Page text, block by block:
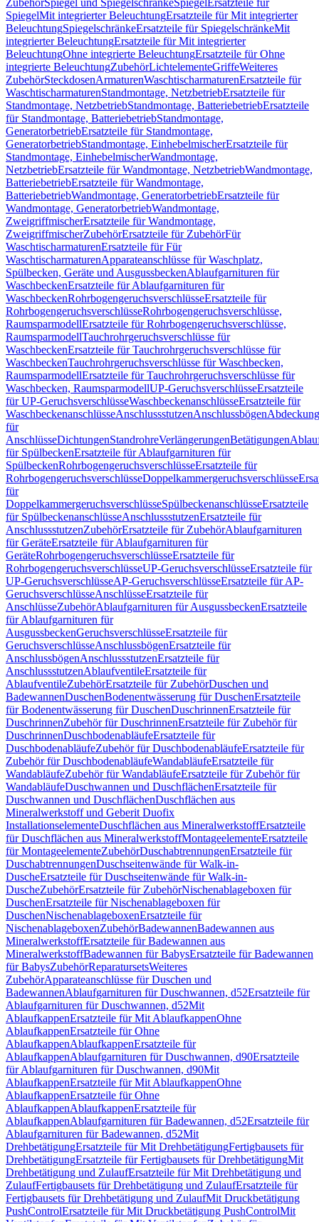
ZubehörSpiegel und SpiegelschränkeSpiegel Ersatzteile für
SpiegelMit integrierter BeleuchtungErsatzteile für Mit integrierter
BeleuchtungSpiegelschränkeErsatzteile für SpiegelschränkeMit
integrierter BeleuchtungErsatzteile für Mit integrierter
BeleuchtungOhne integrierte BeleuchtungErsatzteile für Ohne
integrierte BeleuchtungZubehörLichtelementeGriffeWeiteres
ZubehörSteckdosenArmaturenWaschtischarmaturenErsatzteile für
WaschtischarmaturenStandmontage, NetzbetriebErsatzteile für
Standmontage, NetzbetriebStandmontage, BatteriebetriebErsatzteile
für Standmontage, BatteriebetriebStandmontage,
GeneratorbetriebErsatzteile für Standmontage,
GeneratorbetriebStandmontage, EinhebelmischerErsatzteile für
Standmontage, EinhebelmischerWandmontage,
NetzbetriebErsatzteile für Wandmontage, NetzbetriebWandmontage,
BatteriebetriebErsatzteile für Wandmontage,
BatteriebetriebWandmontage, GeneratorbetriebErsatzteile für
Wandmontage, GeneratorbetriebWandmontage,
ZweigriffmischerErsatzteile für Wandmontage,
ZweigriffmischerZubehörErsatzteile für ZubehörFür
WaschtischarmaturenErsatzteile für Für
WaschtischarmaturenApparateanschlüsse für Waschplatz,
Spülbecken, Geräte und AusgussbeckenAblaufgarnituren für
WaschbeckenErsatzteile für Ablaufgarnituren für
WaschbeckenRohrbogengeruchsverschlüsseErsatzteile für
RohrbogengeruchsverschlüsseRohrbogengeruchsverschlüsse,
RaumsparmodellErsatzteile für Rohrbogengeruchsverschlüsse,
RaumsparmodellTauchrohrgeruchsverschlüsse für
WaschbeckenErsatzteile für Tauchrohrgeruchsverschlüsse für
WaschbeckenTauchrohrgeruchsverschlüsse für Waschbecken,
RaumsparmodellErsatzteile für Tauchrohrgeruchsverschlüsse für
Waschbecken, RaumsparmodellUP-GeruchsverschlüsseErsatzteile
für UP-GeruchsverschlüsseWaschbeckenanschlüsseErsatzteile für
WaschbeckenanschlüsseAnschlussstutzenAnschlussbögen
für
AnschlüsseDichtungenStandrohreVerlängerungenBetätigungen
für SpülbeckenErsatzteile für Ablaufgarnituren für
SpülbeckenRohrbogengeruchsverschlüsseErsatzteile für
RohrbogengeruchsverschlüsseDoppelkammergeruchsverschlüsse
für
DoppelkammergeruchsverschlüsseSpülbeckenanschlüsseErsatzteile
für SpülbeckenanschlüsseAnschlussstutzenErsatzteile für
AnschlussstutzenZubehörErsatzteile für ZubehörAblaufgarnituren
für GeräteErsatzteile für Ablaufgarnituren für
GeräteRohrbogengeruchsverschlüsseErsatzteile für
RohrbogengeruchsverschlüsseUP-GeruchsverschlüsseErsatzteile für
UP-GeruchsverschlüsseAP-GeruchsverschlüsseErsatzteile für AP-
GeruchsverschlüsseAnschlüsseErsatzteile für
AnschlüsseZubehörAblaufgarnituren für AusgussbeckenErsatzteile
für Ablaufgarnituren für
AusgussbeckenGeruchsverschlüsseErsatzteile für
GeruchsverschlüsseAnschlussbögenErsatzteile für
AnschlussbögenAnschlussstutzenErsatzteile für
AnschlussstutzenAblaufventileErsatzteile für
AblaufventileZubehörErsatzteile für ZubehörDuschen und
BadewannenDuschenBodenentwässerung für DuschenErsatzteile
für Bodenentwässerung für DuschenDuschrinnenErsatzteile für
DuschrinnenZubehör für DuschrinnenErsatzteile für Zubehör für
DuschrinnenDuschbodenabläufeErsatzteile für
DuschbodenabläufeZubehör für DuschbodenabläufeErsatzteile für
Zubehör für DuschbodenabläufeWandabläufeErsatzteile für
WandabläufeZubehör für WandabläufeErsatzteile für Zubehör für
WandabläufeDuschwannen und DuschflächenErsatzteile für
Duschwannen und DuschflächenDuschflächen aus
Mineralwerkstoff und Geberit Duofix
InstallationselementeDuschflächen aus MineralwerkstoffErsatzteile
für Duschflächen aus MineralwerkstoffMontageelementeErsatzteile
für MontageelementeZubehörDuschabtrennungenErsatzteile für
DuschabtrennungenDuschseitenwände für Walk-in-
DuscheErsatzteile für Duschseitenwände für Walk-in-
DuscheZubehörErsatzteile für ZubehörNischenablageboxen für
DuschenErsatzteile für Nischenablageboxen für
DuschenNischenablageboxenErsatzteile für
NischenablageboxenZubehörBadewannenBadewannen aus
MineralwerkstoffErsatzteile für Badewannen aus
MineralwerkstoffBadewannen für BabysErsatzteile für Badewannen
für BabysZubehörReparatursetsWeiteres
ZubehörApparateanschlüsse für Duschen und
BadewannenAblaufgarnituren für Duschwannen, d52Ersatzteile für
Ablaufgarnituren für Duschwannen, d52Mit
AblaufkappenErsatzteile für Mit AblaufkappenOhne
AblaufkappenErsatzteile für Ohne
AblaufkappenAblaufkappenErsatzteile für
AblaufkappenAblaufgarnituren für Duschwannen, d90Ersatzteile
für Ablaufgarnituren für Duschwannen, d90Mit
AblaufkappenErsatzteile für Mit AblaufkappenOhne
AblaufkappenErsatzteile für Ohne
AblaufkappenAblaufkappenErsatzteile für
AblaufkappenAblaufgarnituren für Badewannen, d52Ersatzteile für
Ablaufgarnituren für Badewannen, d52Mit
DrehbetätigungErsatzteile für Mit DrehbetätigungFertigbausets für
DrehbetätigungErsatzteile für Fertigbausets für DrehbetätigungMit
Drehbetätigung und ZulaufErsatzteile für Mit Drehbetätigung und
ZulaufFertigbausets für Drehbetätigung und ZulaufErsatzteile für
Fertigbausets für Drehbetätigung und ZulaufMit Druckbetätigung
PushControlErsatzteile für Mit Druckbetätigung PushControlMit